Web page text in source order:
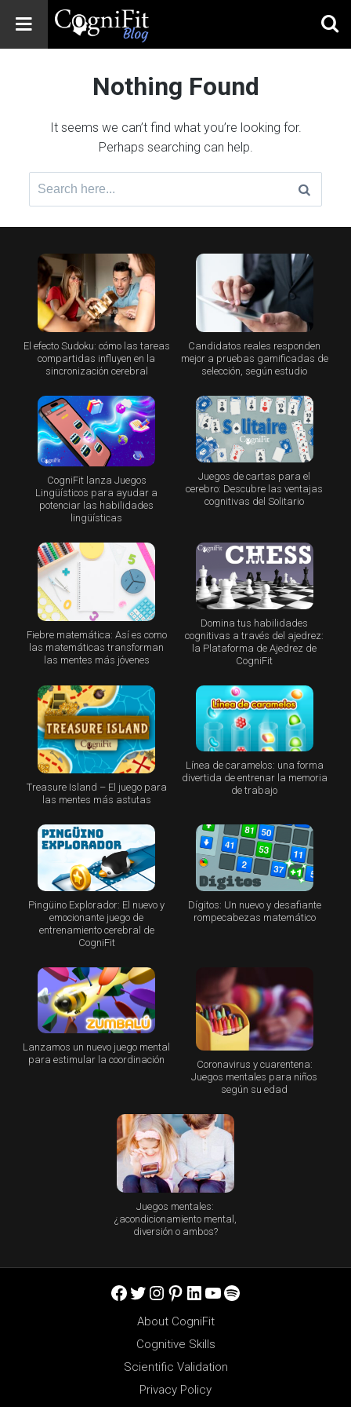
Blog: Brain
News
Brain Training,
Mental Health, and
Wellness
Nothing Found
It seems we can’t find what you’re looking for.
Perhaps searching can help.
Search
El efecto Sudoku: cómo las tareas
compartidas influyen en la
sincronización cerebral
Candidatos reales responden
mejor a pruebas gamificadas de
selección, según estudio
CogniFit lanza Juegos
Lingüísticos para ayudar a
potenciar las habilidades
lingüísticas
Juegos de cartas para el
cerebro: Descubre las ventajas
cognitivas del Solitario
Fiebre matemática: Así es como
las matemáticas transforman
las mentes más jóvenes
Domina tus habilidades
cognitivas a través del ajedrez:
la Plataforma de Ajedrez de
CogniFit
Treasure Island – El juego para
las mentes más astutas
Línea de caramelos: una forma
divertida de entrenar la memoria
de trabajo
Pingüino Explorador: El nuevo y
emocionante juego de
entrenamiento cerebral de
CogniFit
Dígitos: Un nuevo y desafiante
rompecabezas matemático
Lanzamos un nuevo juego mental
para estimular la coordinación
Coronavirus y cuarentena:
Juegos mentales para niños
según su edad
Juegos mentales:
¿acondicionamiento mental,
diversión o ambos?
Facebook
Twitter
Instagram
Pinterest
LinkedIn
YouTube
Spotify
About CogniFit
Cognitive Skills
Scientific Validation
Privacy Policy